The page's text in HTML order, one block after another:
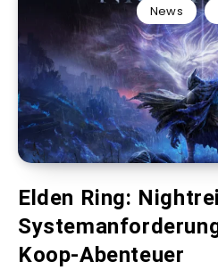
News
Elden Ring:
Koop-Abenteuer